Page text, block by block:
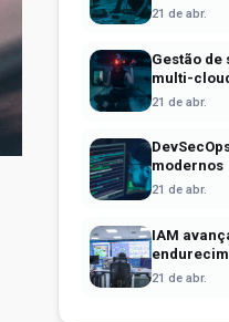
21 de abr.
Gestão de
multi-
identidade
21 de abr.
modernos
21 de abr.
IAM
operacional
21 de abr.